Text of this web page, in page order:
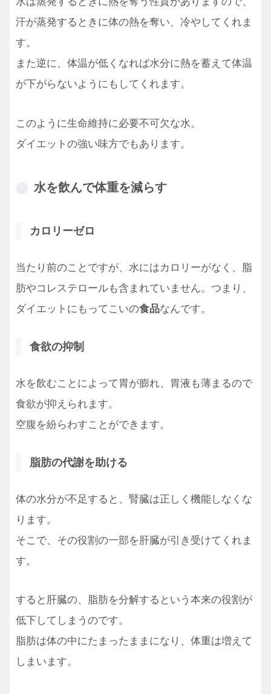
汗が蒸発するときに体の熱を奪い、冷やしてくれま
す。
また逆に、体温が低くなれば水分に熱を蓄えて体温
が下がらないようにもしてくれます。
このように生命維持に必要不可欠な水。
ダイエットの強い味方でもあります。
水を飲んで体重を減らす
カロリーゼロ
当たり前のことですが、水にはカロリーがなく、脂
肪やコレステロールも含まれていません。つまり、
ダイエットにもってこいの食品なんです。
食欲の抑制
水を飲むことによって胃が膨れ、胃液も薄まるので
食欲が抑えられます。
空腹を紛らわすことができます。
脂肪の代謝を助ける
体の水分が不足すると、腎臓は正しく機能しなくな
ります。
そこで、その役割の一部を肝臓が引き受けてくれま
す。
すると肝臓の、脂肪を分解するという本来の役割が
低下してしまうのです。
脂肪は体の中にたまったままになり、体重は増えて
しまいます。